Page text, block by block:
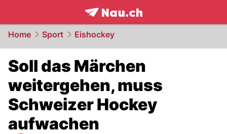
frontpage.NAU.ch
Home Sport Eishockey
Soll das Märchen
weitergehen, muss
Schweizer Hockey
aufwachen